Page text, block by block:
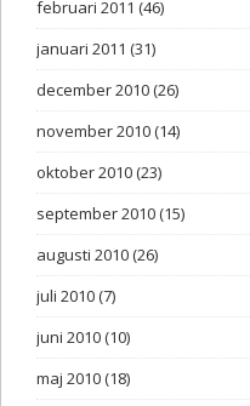
februari 2011 (46)
januari 2011 (31)
december 2010(26)
november 2010(14)
oktober 2010(23)
september 2010(15)
augusti 2010(26)
juli 2010(7)
juni 2010(10)
maj 2010(18)